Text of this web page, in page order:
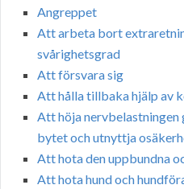
Angreppet
Att arbeta bort
svårighetsgrad
Att försvara sig
Att hålla tillbaka hjälp av
Att höja nervbelastningen
bytet och utnyttja
Att hota den uppbundna
Att hota hund och